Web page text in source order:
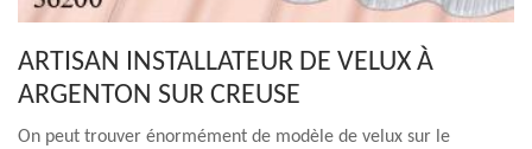
ARTISAN INSTALLATEUR DE VELUX À
ARGENTON SUR CREUSE
On peut trouver énormément de modèle de velux sur le